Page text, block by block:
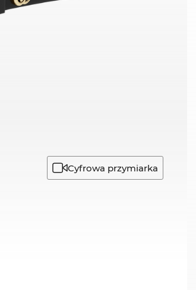
Cyfrowa przymiarka